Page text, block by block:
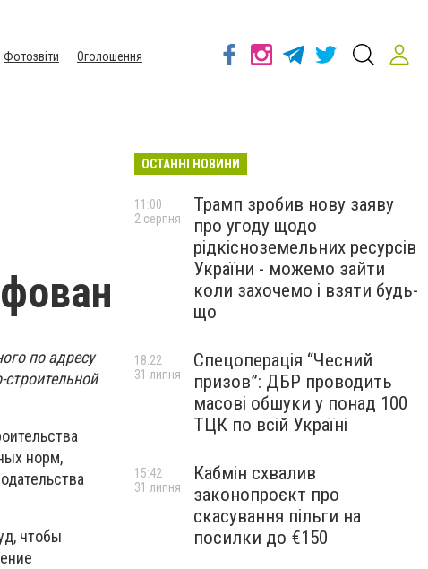
Фотозвіти
Оголошення
по адресу
норм,
чтобы
ОСТАННІ НОВИНИ
Трамп зробив нову заяву
про угоду щодо
рідкісноземельних ресурсів
України - можемо зайти
коли захочемо і взяти будь-
що
11:00
2 серпня
Спецоперація “Чесний
призов”: ДБР проводить
масові обшуки у понад 100
ТЦК по всій Україні
18:22
31 липня
Кабмін схвалив
законопроєкт про
скасування пільги на
посилки до €150
15:42
31 липня